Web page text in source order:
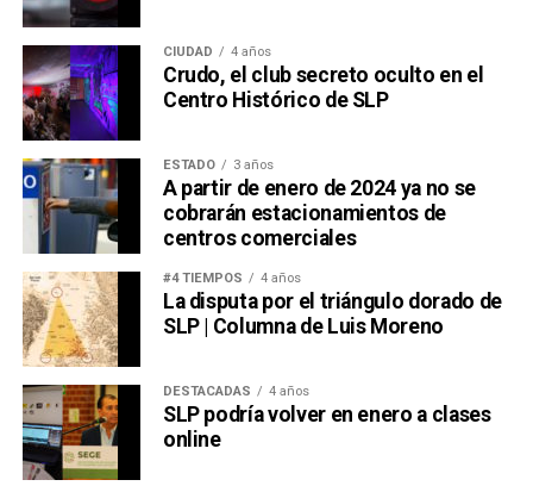
CIUDAD 4 años
Crudo, el club secreto oculto en el
Centro Histórico de SLP
ESTADO 3 años
A partir de enero de 2024 ya no se
cobrarán estacionamientos de
centros comerciales
#4 TIEMPOS 4 años
La disputa por el triángulo dorado de
SLP | Columna de Luis Moreno
DESTACADAS 4 años
SLP podría volver en enero a clases
online